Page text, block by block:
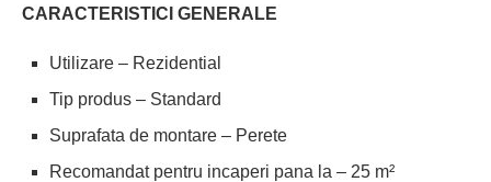
CARACTERISTICI GENERALE
Utilizare – Rezidential
Tip produs – Standard
Suprafata de montare – Perete
Recomandat pentru incaperi pana la – 25 m²